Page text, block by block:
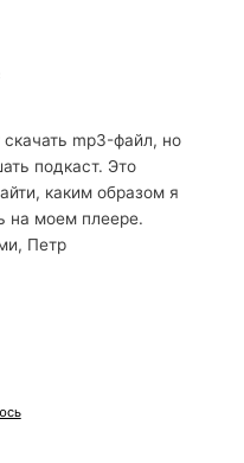
mp3-файл, но
подкаст. Это
каким образом я
на моем плеере.
Петр